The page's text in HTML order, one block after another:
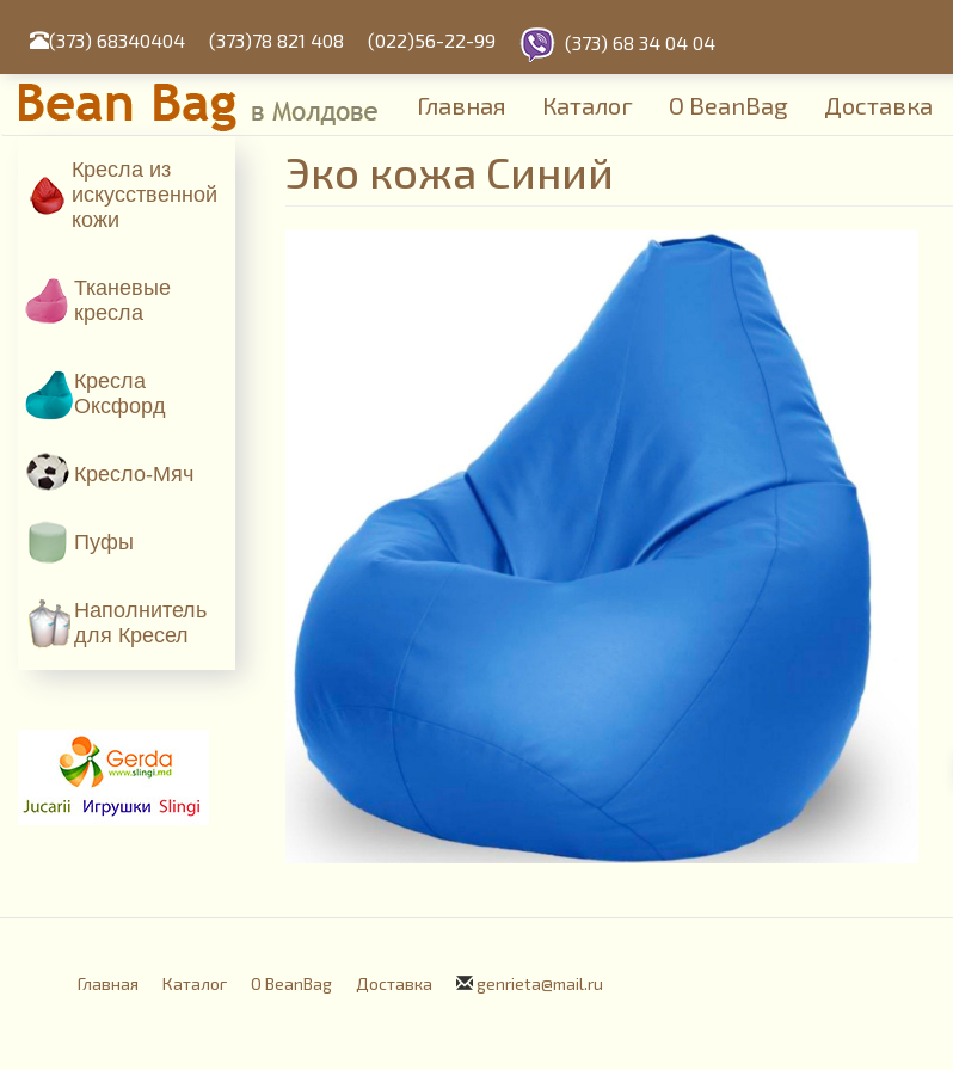
содержанию
(373) 68340404 (373)78 821 408 (022)56-22-99 (373) 68 34 04 04
Главная Каталог О BeanBag Доставка
Кресла из
искусcтвенной
кожи
Тканевые
кресла
Кресла
Оксфорд
Кресло-Мяч
Пуфы
Наполнитель
для Кресел
Эко кожа Синий
Главная Каталог О BeanBag Доставка genrieta@mail.ru